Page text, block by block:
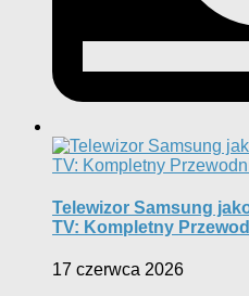
Telewizor Samsung
TV: Kompletny
17 czerwca 2026